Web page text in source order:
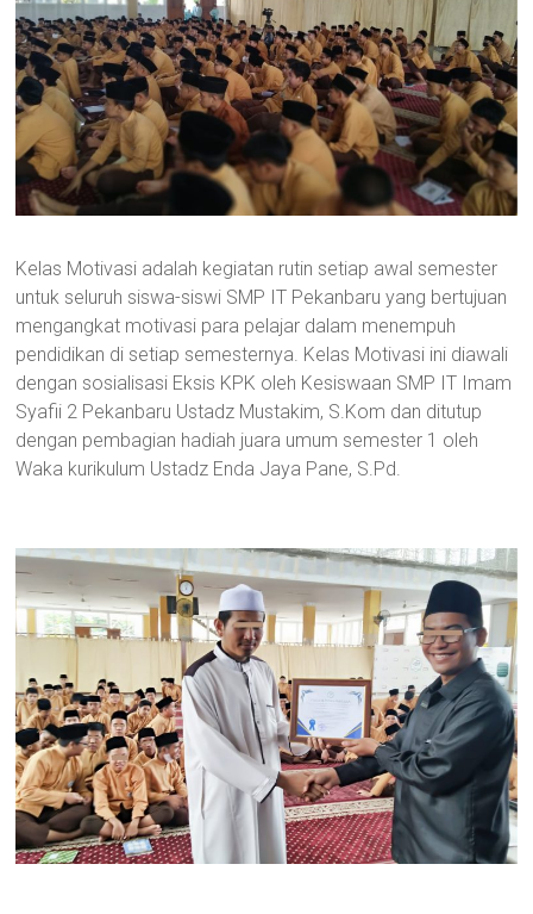
Kelas Motivasi adalah kegiatan rutin setiap awal semester
untuk seluruh siswa-siswi SMP IT Pekanbaru yang bertujuan
mengangkat motivasi para pelajar dalam menempuh
pendidikan di setiap semesternya. Kelas Motivasi ini diawali
dengan sosialisasi Eksis KPK oleh Kesiswaan SMP IT Imam
Syafii 2 Pekanbaru Ustadz Mustakim, S.Kom dan ditutup
dengan pembagian hadiah juara umum semester 1 oleh
Waka kurikulum Ustadz Enda Jaya Pane, S.Pd.